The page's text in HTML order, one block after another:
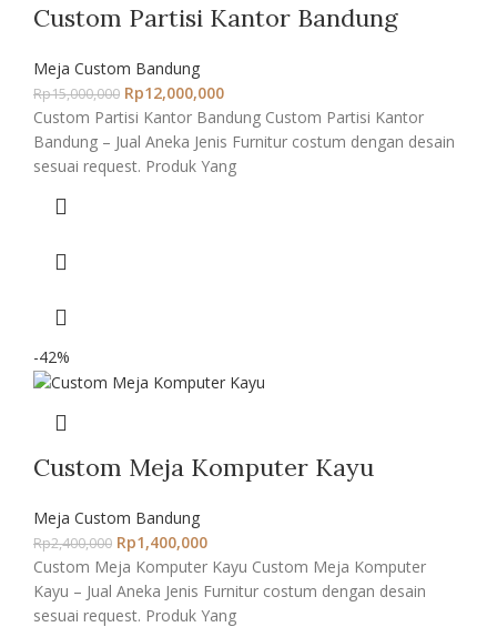
Custom Partisi Kantor Bandung
Meja Custom Bandung
Rp15,000,000 Rp12,000,000
Custom Partisi Kantor Bandung Custom Partisi Kantor
Bandung – Jual Aneka Jenis Furnitur costum dengan desain
sesuai request. Produk Yang
-42%
Custom Meja Komputer Kayu
Meja Custom Bandung
Rp2,400,000 Rp1,400,000
Custom Meja Komputer Kayu Custom Meja Komputer
Kayu – Jual Aneka Jenis Furnitur costum dengan desain
sesuai request. Produk Yang